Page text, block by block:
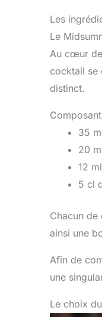
Les
Le
Au cœur
cocktail se
distinct.
35
20
12
5 cl
Chacun de
ainsi une
Afin de
une
Le choix